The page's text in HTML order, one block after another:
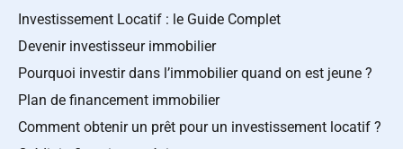
Investissement Locatif : le Guide Complet
Devenir investisseur immobilier
Pourquoi investir dans l’immobilier quand on est jeune ?
Plan de financement immobilier
Comment obtenir un prêt pour un investissement locatif ?